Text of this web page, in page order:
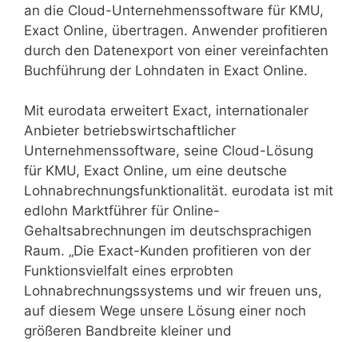
an die Cloud-Unternehmenssoftware für KMU,
Exact Online, übertragen. Anwender profitieren
durch den Datenexport von einer vereinfachten
Buchführung der Lohndaten in Exact Online.
Mit eurodata erweitert Exact, internationaler
Anbieter betriebswirtschaftlicher
Unternehmenssoftware, seine Cloud-Lösung
für KMU, Exact Online, um eine deutsche
Lohnabrechnungsfunktionalität. eurodata ist mit
edlohn Marktführer für Online-
Gehaltsabrechnungen im deutschsprachigen
Raum. „Die Exact-Kunden profitieren von der
Funktionsvielfalt eines erprobten
Lohnabrechnungssystems und wir freuen uns,
auf diesem Wege unsere Lösung einer noch
größeren Bandbreite kleiner und